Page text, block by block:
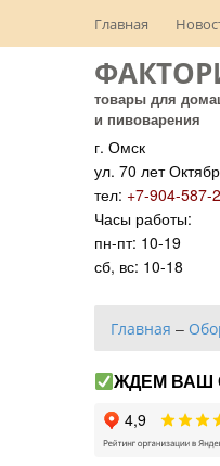
Главная
товары для
и пивоварения
г. Омск
ул. 70 лет
тел: +7-904-587-
Часы работы:
пн-пт: 10-19
сб, вс: 10-18
Главная –
ЖДЕМ ВАШ